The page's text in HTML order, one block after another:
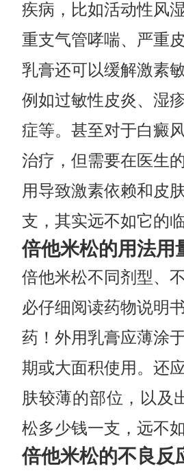
疾病，比如活动性风
重支气管哮喘、严重
乳膏还可以缓解激素
例如过敏性皮炎、湿
症等。甚至对于白癜
治疗，但需要在医生
用导致激素依赖和皮
支，其实远不如它的
倍他米松的用法用
倍他米松不同剂型、
必仔细阅读药物说明
药！外用乳膏应薄涂
期或大面积使用。还
肤较薄的部位，以及
松多少钱一支，远不
倍他米松的不良反